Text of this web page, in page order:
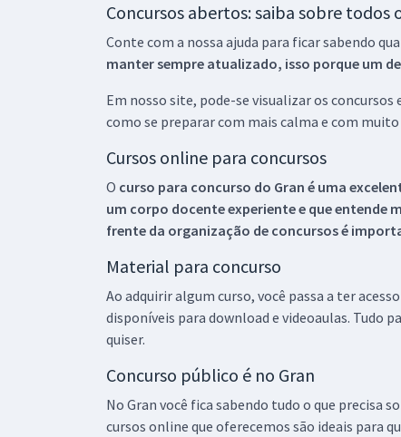
Concursos abertos: saiba sobre todos
Conte com a nossa ajuda para ficar sabendo
manter sempre atualizado, isso porque um
Em nosso site, pode-se visualizar os
como se preparar com mais calma e com muito
Cursos online para concursos
O curso para concurso do Gran é uma
um corpo docente experiente e que entende
frente da organização de concursos é
Material para concurso
Ao adquirir algum curso, você passa a ter
disponíveis para download e videoaulas. Tudo
quiser.
Concurso público é no Gran
No Gran você fica sabendo tudo o que precisa
cursos online que oferecemos são ideais para